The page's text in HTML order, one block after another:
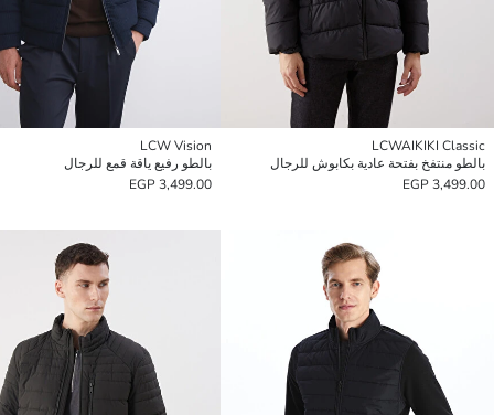
LCWAIKIKI Classic
بالطو منتفخ بفتحة عادية بكابوش للرجال
3,499.00 EGP
LCW Vision
بالطو رفيع ياقة قمع للرجال
3,499.00 EGP